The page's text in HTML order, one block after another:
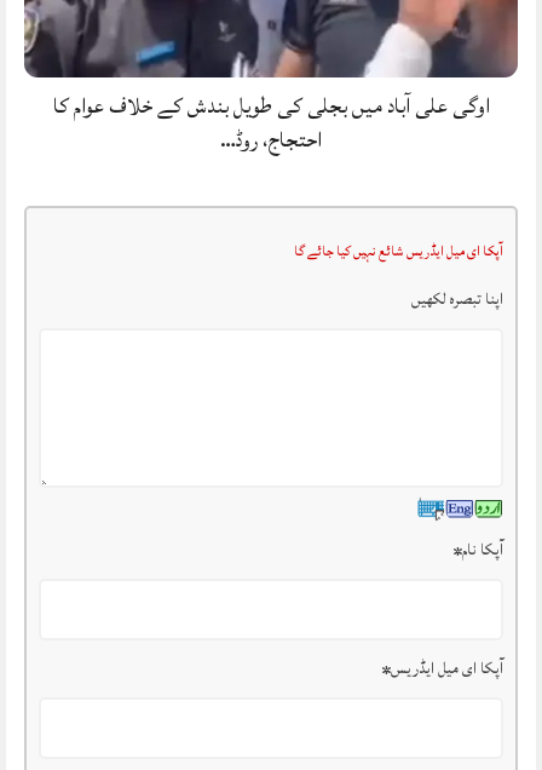
اوگی علی آباد میں بجلی کی طویل بندش کے خلاف عوام کا
احتجاج، روڈ…
آپکا ای میل ایڈریس شائع نہیں کیا جائے گا
اپنا تبصرہ لکھیں
آپکا نام*
آپکا ای میل ایڈریس*